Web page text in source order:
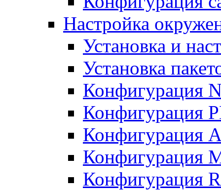
Настройка
Установка и
Установка
Конфигурация
Конфигурация
Конфигурация
Конфигурация
Конфигурация